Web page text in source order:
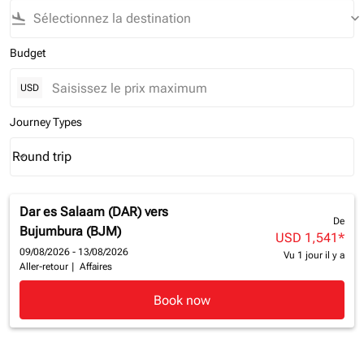
flight_land keyboard_arrow_down
Budget
USD
Journey Types
Journey Types option Round trip Selected
Round trip
keyboard_arrow_down
Dar es Salaam (DAR) vers
Bujumbura (BJM)
09/08/2026 - 13/08/2026
Aller-retour
Affaires
De
USD 1,541*
Vu 1 jour il y a
Book now